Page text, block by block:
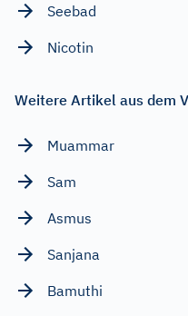
Seebad
Nicotin
Weitere Artikel aus dem
Muammar
Sam
Asmus
Sanjana
Bamuthi